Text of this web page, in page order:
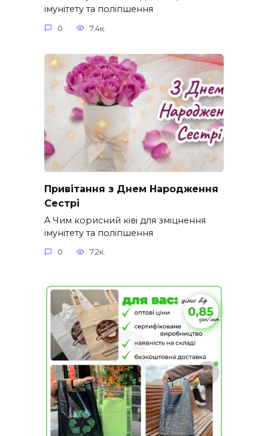
імунітету та поліпшення
0 7.4к.
Привітання з Днем Народження
Сестрі
A Чим корисний ківі для зміцнення
імунітету та поліпшення
0 7.2к.